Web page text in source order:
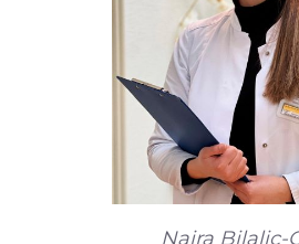
Naira Bilalic-